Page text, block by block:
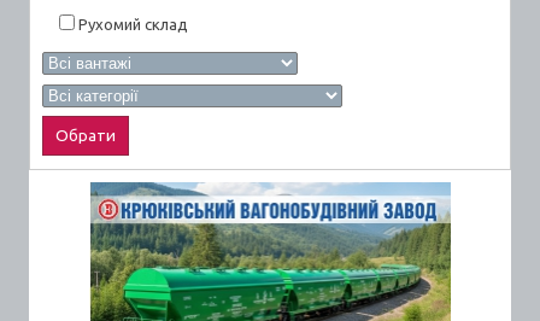
Рухомий склад